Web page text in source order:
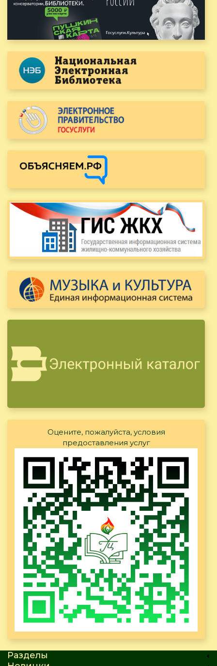
Оцените, пожалуйста, условия
предоставления услуг
Разделы